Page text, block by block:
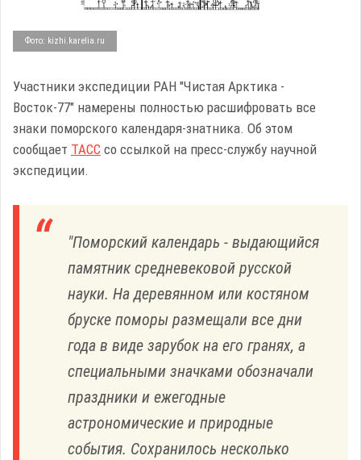
Фото: kizhi.karelia.ru
Участники экспедиции РАН "Чистая Арктика -
Восток-77" намерены полностью расшифровать все
знаки поморского календаря-знатника. Об этом
сообщает ТАСС со ссылкой на пресс-службу научной
экспедиции.
"Поморский календарь - выдающийся
памятник средневековой русской
науки. На деревянном или костяном
бруске поморы размещали все дни
года в виде зарубок на его гранях, а
специальными значками обозначали
праздники и ежегодные
астрономические и природные
события. Сохранилось несколько